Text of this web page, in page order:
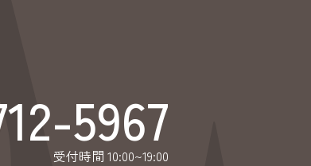
5967
受付時間 10:00~19:00